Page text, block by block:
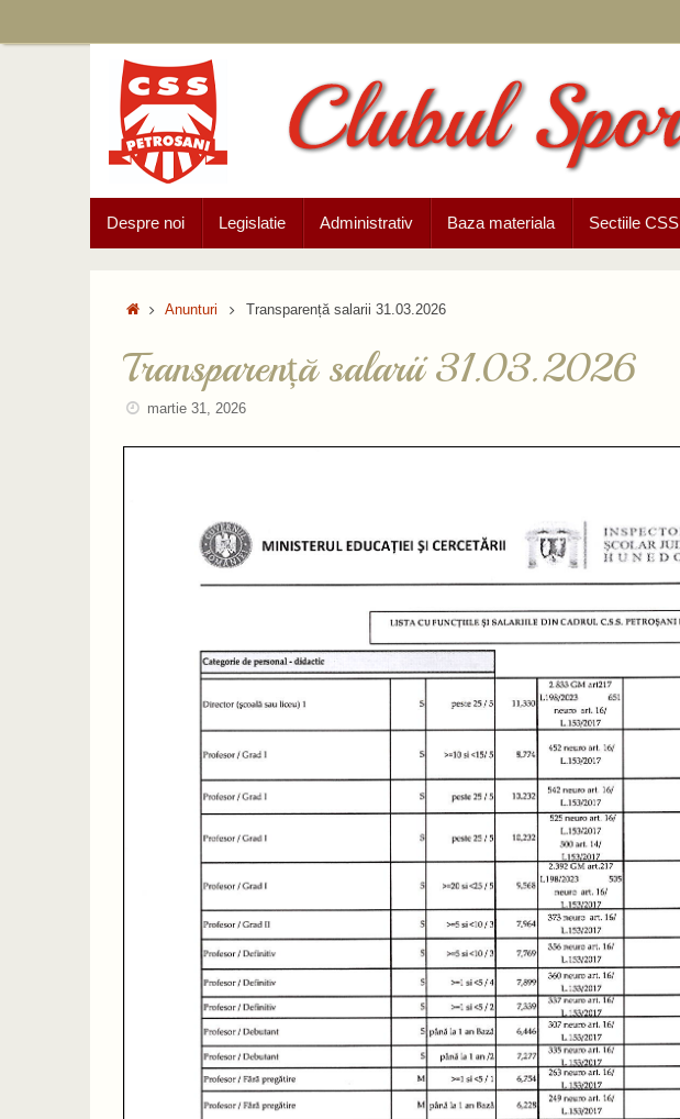
conținut
Despre noi Legislatie Administrativ Baza materiala Sectiile CSS
PrimaAnunturi Transparență salarii 31.03.2026
Transparență salarii 31.03.2026
martie 31, 2026